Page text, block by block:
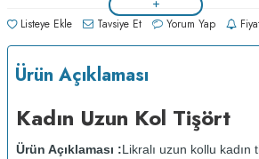
Listeye Ekle Tavsiye Et Yorum Yap
Ürün Açıklaması
Kadın Uzun Kol Tişört
Ürün Açıklaması :Likralı uzun kollu